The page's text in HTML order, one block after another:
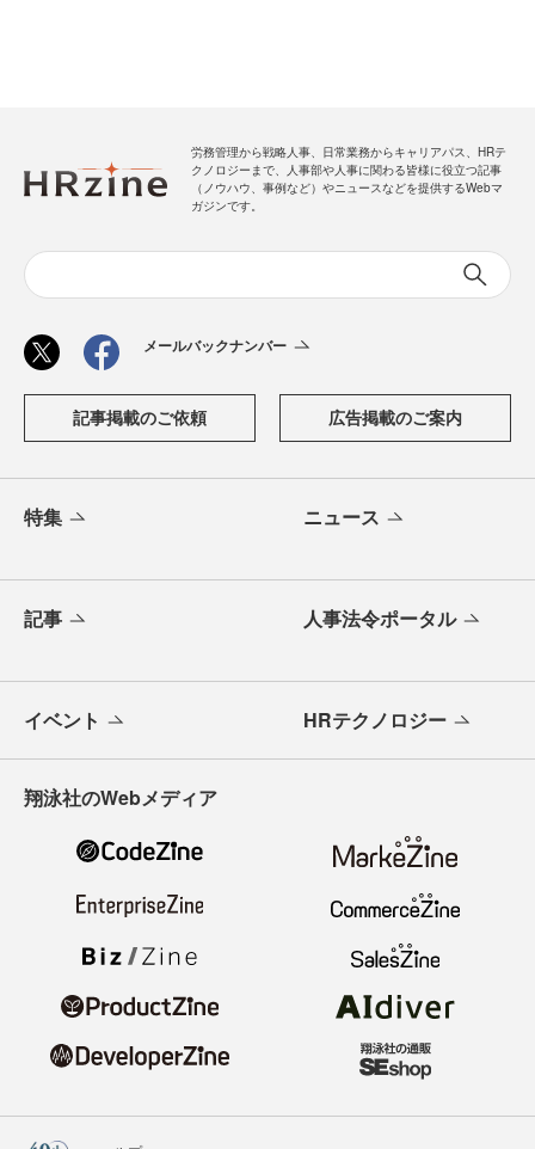
労務管理から戦略人事、日常業務からキャリアパス、HRテ
クノロジーまで、人事部や人事に関わる皆様に役立つ記事
（ノウハウ、事例など）やニュースなどを提供するWebマ
ガジンです。
メールバックナンバー
記事掲載のご依頼 広告掲載のご案内
特集 ニュース
記事 人事法令ポータル
イベント HRテクノロジー
翔泳社のWebメディア